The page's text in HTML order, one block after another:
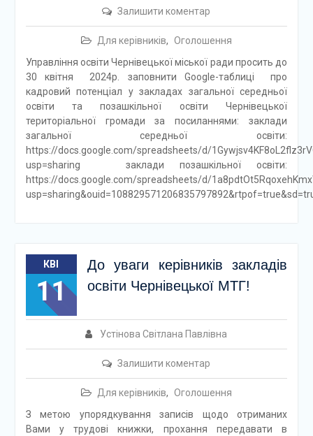
Залишити коментар
Для керівників, Оголошення
Управління освіти Чернівецької міської ради просить до
30 квітня 2024р. заповнити Google-таблиці про
кадровий потенціал у закладах загальної середньої
освіти та позашкільної освіти Чернівецької
територіальної громади за посиланнями: заклади
загальної середньої освіти:
https://docs.google.com/spreadsheets/d/
usp=sharing заклади позашкільної освіти:
https://docs.google.com/spreadsheets/d/
КВІ
11
До уваги керівників закладів
освіти Чернівецької МТГ!
Устінова Світлана Павлівна
Залишити коментар
Для керівників, Оголошення
З метою упорядкування записів щодо отриманих
Вами у трудові книжки, прохання передавати в